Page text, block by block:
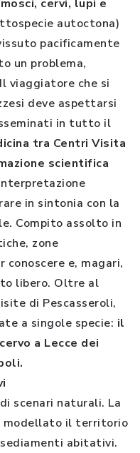
cervi, lupi e
autoctona)
pacificamente
un problema,
viaggiatore che si
deve aspettarsi
in tutto il
tra Centri Visita
scientifica
in sintonia con la
Compito assolto in
zone
e, magari,
libero. Oltre al
di Pescasseroli,
a singole specie: il
a Lecce dei
scenari naturali. La
modellato il territorio
abitativi.